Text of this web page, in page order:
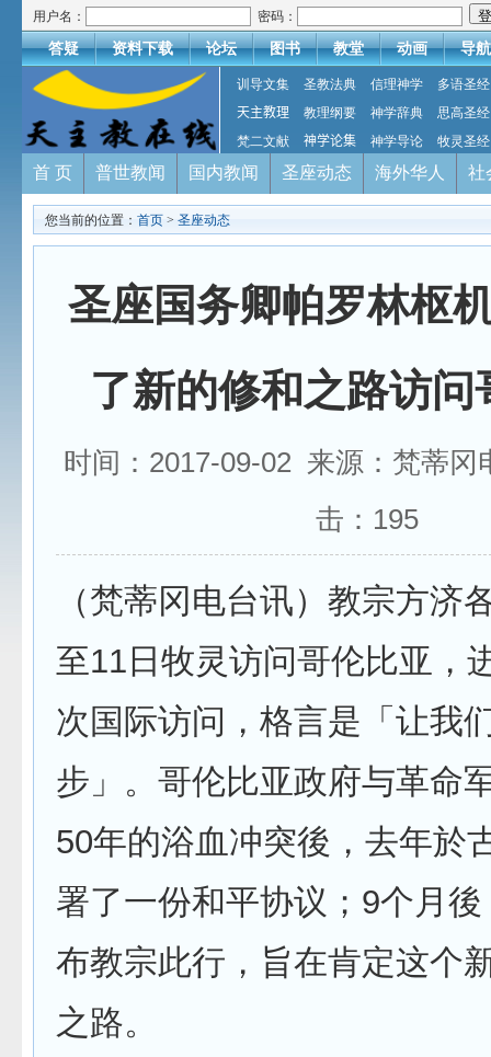
用户名： 密码：
答疑 资料下载 论坛 图书 教堂 动画 导航
训导文集 圣教法典 信理神学
多语圣经
天主教理
教理纲要 神学辞典
思高圣经
梵二文献
神学论集 神学导论 牧灵圣经
首 页 普世教闻 国内教闻 圣座动态 海外华人 社
您当前的位置： 首页 > 圣座动态
圣座国务卿帕罗林枢
了新的修和之路访问
时间：2017-09-02 来源：梵蒂
击： 195
（梵蒂冈电台讯）教宗方济
至11日牧灵访问哥伦比亚，
次国际访问，格言是「让我
步」。哥伦比亚政府与革命
50年的浴血冲突後，去年於
署了一份和平协议；9个月
布教宗此行，旨在肯定这个
之路。